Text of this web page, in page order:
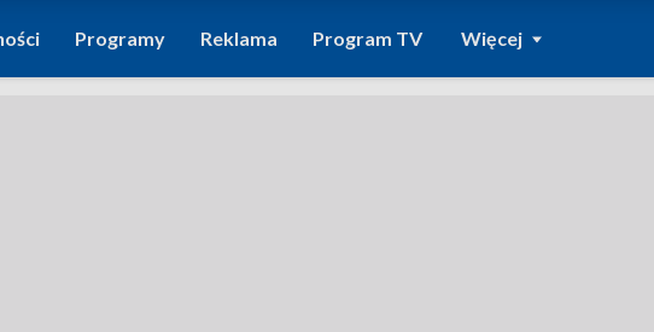
Programy Reklama Program TV Więcej